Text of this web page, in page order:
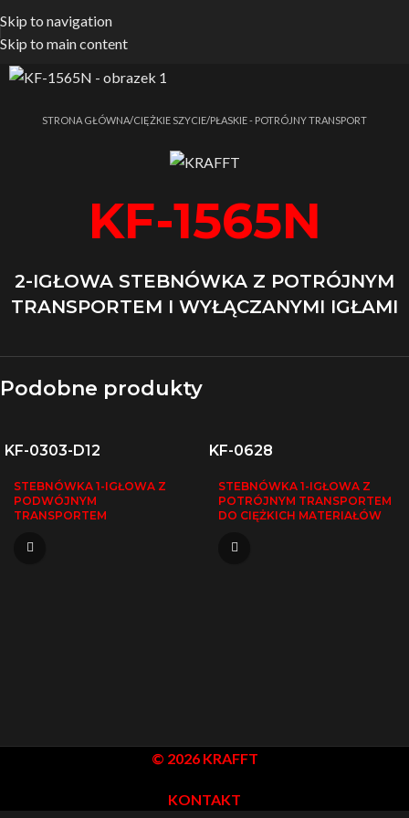
Skip to navigation
Skip to main content
Strona główna/CIĘŻKIE SZYCIE/PŁASKIE - POTRÓJNY TRANSPORT
KF-1565N
2-IGŁOWA STEBNÓWKA Z POTRÓJNYM
TRANSPORTEM I WYŁĄCZANYMI IGŁAMI
Podobne produkty
KF-0303-D12
STEBNÓWKA 1-IGŁOWA Z
PODWÓJNYM
TRANSPORTEM
KF-0628
STEBNÓWKA 1-IGŁOWA Z
POTRÓJNYM TRANSPORTEM
DO CIĘŻKICH MATERIAŁÓW
© 2026 KRAFFT
KONTAKT